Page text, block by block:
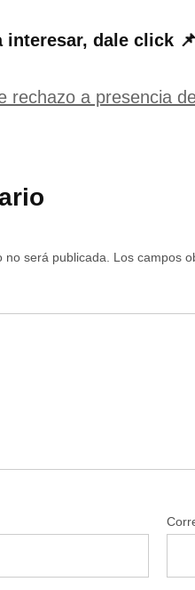
interesar, dale click 📌
rechazo a presencia
será publicada. Los campos